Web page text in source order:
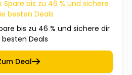
bis zu 46 % und sichere dir
besten Deals
Deal